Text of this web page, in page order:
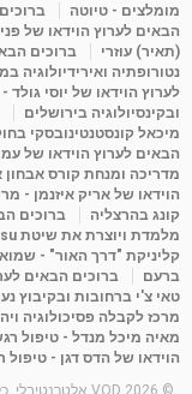
פנינה מתוק - מרכז
מדיטציה-התחדשות
מאת Shahar-vod 6 שנים
מומלצים - טיוטה
הבאים לערוץ הוידאו של
(תאיר) עוזרי
ברוכים
נטורופתיה ואירידיולוגיה
לערוץ הוידאו של יוסי
ובקינסיולוגיה בירושלים
מיכאל קונסטנטינובסקי
הבאים לערוץ הוידאו של
מדריכה ומנחת קורס
הוידאו של אריק איזנמן -
קונג בהרצליה
ברוכים
מלמדת ויוצרת את שיטת Iro Shiatsu
קליניקת "דרך האור" -
ברעם
ברוכים הבאים
טאי צ'י ברחובות ובקיבוץ
מרכז לקבלה פסיכולוגיה
מאיה מיכל מנדל - טיפול
הוידאו של הדס דגן -
© 2026 VOD אלטרנטיבלי. כל הזכויות שמורות.